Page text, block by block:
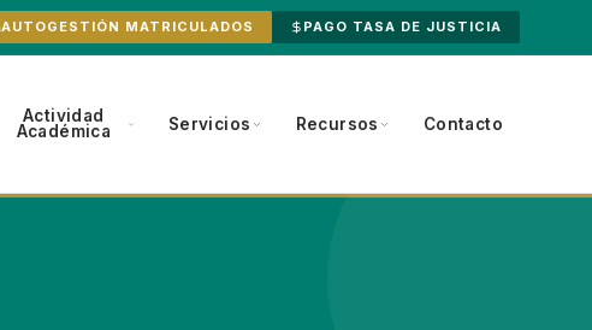
AUTOGESTIÓN MATRICULADOS PAGO TASA DE JUSTICIA
Actividad
Académica
Servicios Recursos Contacto